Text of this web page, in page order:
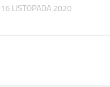
16 LISTOPADA 2020